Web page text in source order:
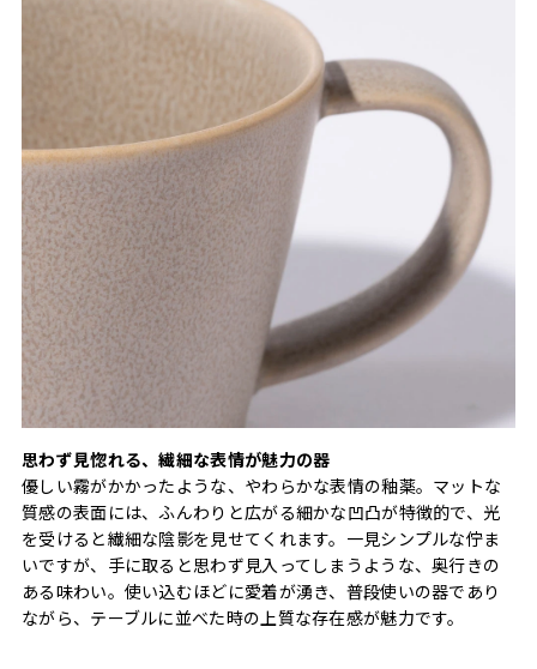
思わず見惚れる、繊細な表情が魅力の器
優しい霧がかかったような、やわらかな表情の釉薬。マットな
質感の表面には、ふんわりと広がる細かな凹凸が特徴的で、光
を受けると繊細な陰影を見せてくれます。一見シンプルな佇ま
いですが、手に取ると思わず見入ってしまうような、奥行きの
ある味わい。使い込むほどに愛着が湧き、普段使いの器であり
ながら、テーブルに並べた時の上質な存在感が魅力です。